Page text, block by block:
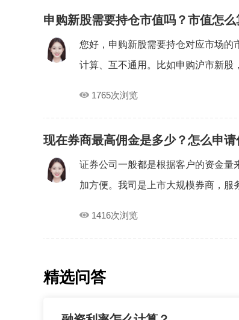
申购新股需要持仓市值吗？市值怎么
您好，申购新股需要持仓对应市场的
计算、互不通用。比如申购沪市新股
1765次浏览
现在券商最高佣金是多少？怎么申
证券公司一般都是根据客户的资金量
加方便。我司是上市大规模券商，服
1416次浏览
精选问答